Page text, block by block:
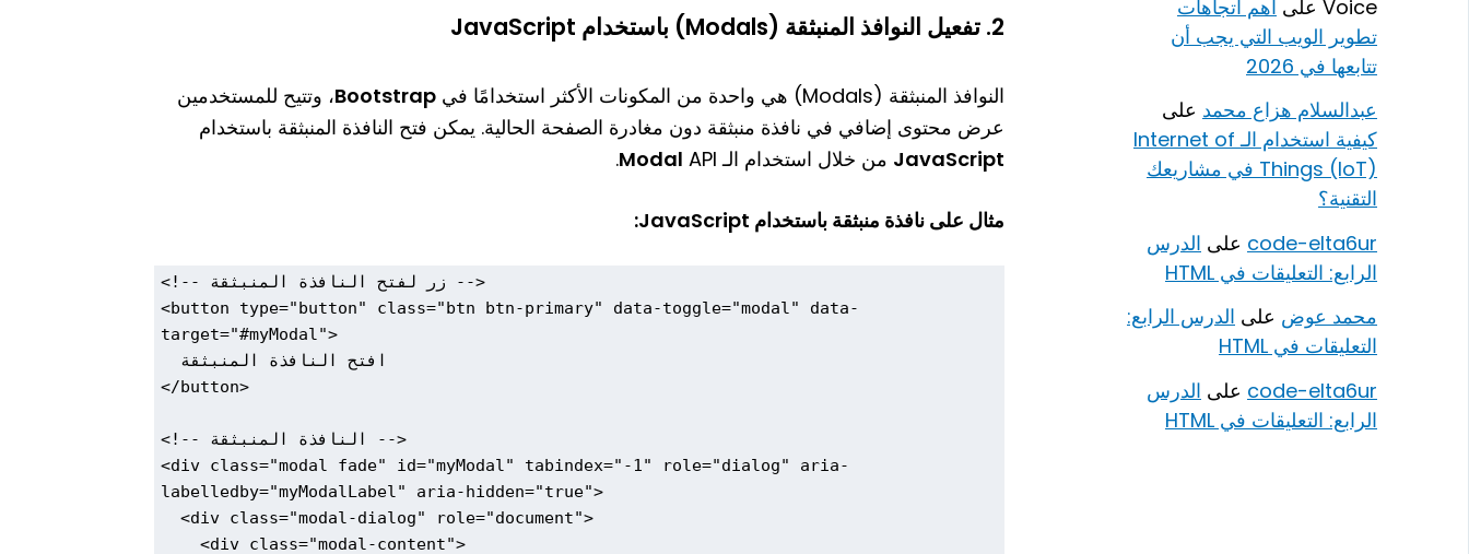
Voice على أهم اتجاهات
تطوير الويب التي يجب أن
تتابعها في 2026
عبدالسلام هزاع محمد على
كيفية استخدام الـ Internet of
Things (IoT) في مشاريعك
التقنية؟
code-elta6ur على الدرس
الرابع: التعليقات في HTML
محمد عوض على الدرس الرابع:
التعليقات في HTML
code-elta6ur على الدرس
الرابع: التعليقات في HTML
2. تفعيل النوافذ المنبثقة (Modals) باستخدام JavaScript
النوافذ المنبثقة (Modals) هي واحدة من المكونات الأكثر استخدامًا في Bootstrap، وتتيح للمستخدمين
عرض محتوى إضافي في نافذة منبثقة دون مغادرة الصفحة الحالية. يمكن فتح النافذة المنبثقة باستخدام
JavaScript من خلال استخدام الـ Modal API.
مثال على نافذة منبثقة باستخدام JavaScript:
<!-- زر لفتح النافذة المنبثقة -->
<button type="button" class="btn btn-primary" data-toggle="modal" data-
target="#myModal">
</button>
<!-- النافذة المنبثقة -->
<div class="modal fade" id="myModal" tabindex="-1" role="dialog" aria-
labelledby="myModalLabel" aria-hidden="true">